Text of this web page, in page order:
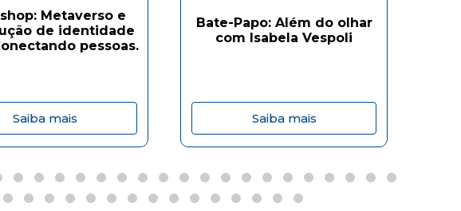
Metaverso e
de identidade
pessoas.
Saiba mais
Bate-Papo: Além do olhar
com Isabela Vespoli
Saiba mais